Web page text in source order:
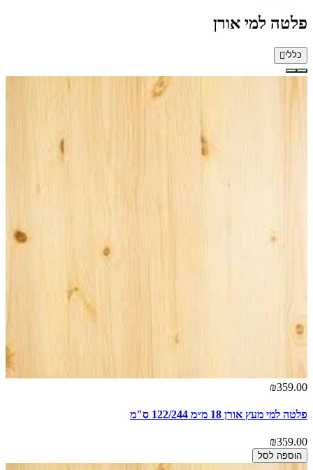
פלטה למי אורן
כללי
₪359.00
פלטה למי מעץ אורן 18 מ״מ 122/244 ס"מ
₪359.00
הוספה לסל